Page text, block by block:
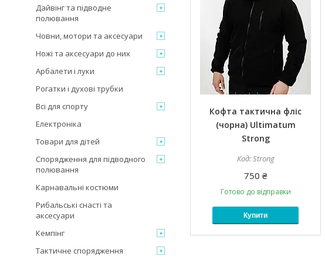
Кофта тактична фліс
(чорна) Ultimatum
Strong
Strong
750 ₴
Готово до відправки
Купити
Дайвінг та підводне
полювання
Човни, мотори та аксесуари
Ножі та аксесуари до них
Арбалети і луки
Рогатки і духові трубки
Всі для спорту
Електроніка
Товари для дітей
Спорядження для підводного
полювання
Карнавальні костюми
Рибальські снасті та
аксесуари
Кемпінг
Тактичне спорядження